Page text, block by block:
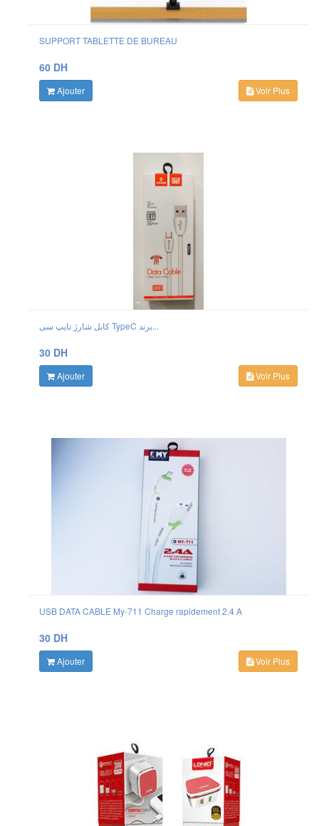
SUPPORT TABLETTE DE BUREAU
60 DH
Ajouter Voir Plus
کابل شارژ تایپ سی TypeC برند...
30 DH
Ajouter Voir Plus
USB DATA CABLE My-711 Charge rapidement 2.4 A
30 DH
Ajouter Voir Plus